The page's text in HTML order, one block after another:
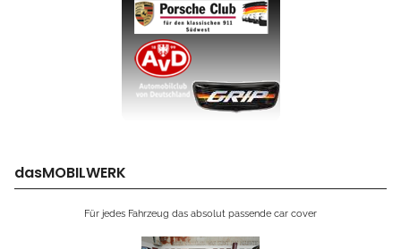
dasMOBILWERK
Für jedes Fahrzeug das absolut passende car cover